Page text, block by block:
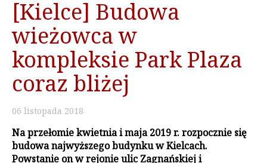
[Kielce] Budowa
wieżowca w
kompleksie Park Plaza
coraz bliżej
06 listopada 2018
Na przełomie kwietnia i maja 2019 r. rozpocznie się
budowa najwyższego budynku w Kielcach.
Powstanie on w rejonie ulic Zagnańskiej i